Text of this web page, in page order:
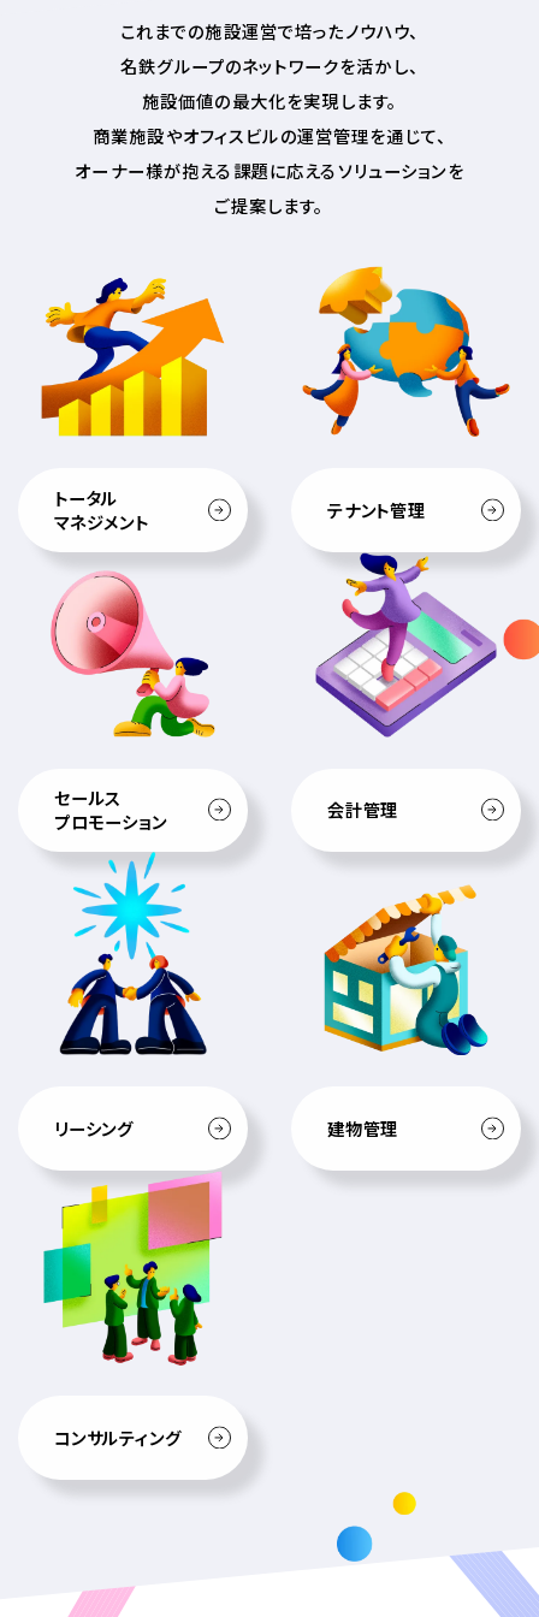
これまでの施設運営で培ったノウハウ、
名鉄グループのネットワークを活かし、
施設価値の最大化を実現します。
商業施設やオフィスビルの運営管理を通じて、
オーナー様が抱える課題に応えるソリューションを
ご提案します。
トータル
マネジメント
テナント管理
セールス
プロモーション
会計管理
リーシング 建物管理
コンサルティング